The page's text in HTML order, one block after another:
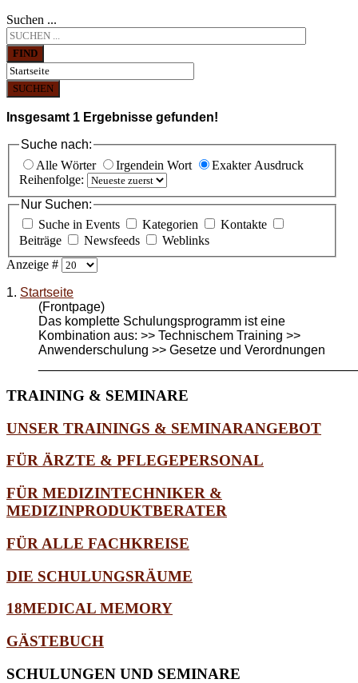
Suchen ...
FIND
SUCHEN
Insgesamt 1 Ergebnisse gefunden!
Suche nach:
Alle Wörter
Irgendein Wort
Exakter Ausdruck
Reihenfolge:
Nur Suchen:
Suche in Events
Kategorien
Kontakte
Beiträge
Newsfeeds
Weblinks
Anzeige #
1. Startseite
(Frontpage)
Das komplette Schulungsprogramm ist eine
Kombination aus: >> Technischem Training >>
Anwenderschulung >> Gesetze und Verordnungen
TRAINING & SEMINARE
UNSER TRAININGS & SEMINARANGEBOT
FÜR ÄRZTE & PFLEGEPERSONAL
FÜR MEDIZINTECHNIKER &
MEDIZINPRODUKTBERATER
FÜR ALLE FACHKREISE
DIE SCHULUNGSRÄUME
18MEDICAL MEMORY
GÄSTEBUCH
SCHULUNGEN UND SEMINARE